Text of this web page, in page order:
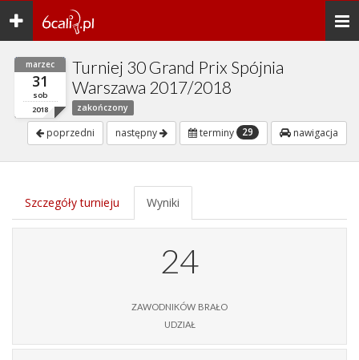
Toggle
navigation
marzec
31
sob
2018
Turniej 30 Grand Prix Spójnia
Warszawa 2017/2018
zakończony
poprzedni następny terminy 29 nawigacja
Szczegóły turnieju Wyniki
24
zawodników brało
udział